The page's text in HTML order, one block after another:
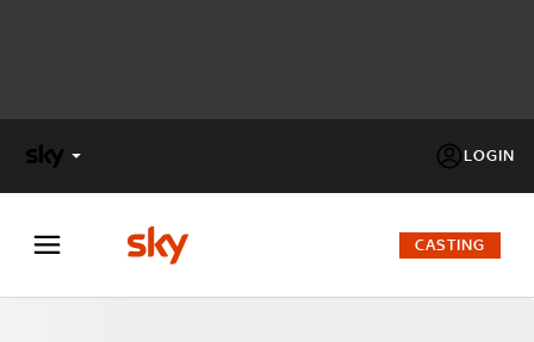
LOGIN
FACTOR
CASTING